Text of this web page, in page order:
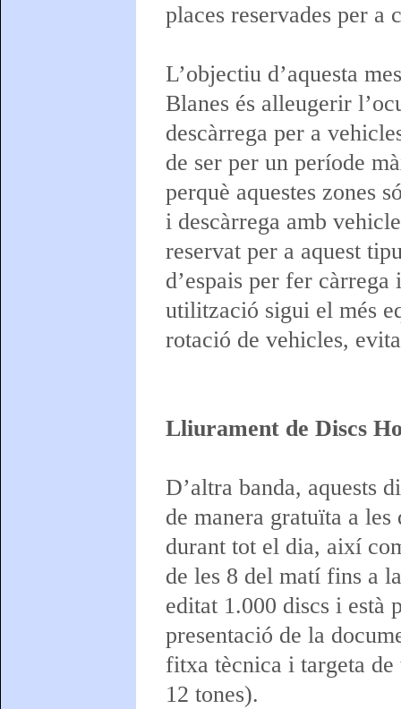
places reservades per a
L’objectiu d’aquesta
Blanes és alleugerir
descàrrega per a
de ser per un període
perquè aquestes zones
i descàrrega amb
reservat per a aquest
d’espais per fer
utilització sigui el més
rotació de vehicles,
Lliurament de Discs
D’altra banda, aquests
de manera gratuïta a
durant tot el dia, així
de les 8 del matí fins a
editat 1.000 discs i està
presentació de la
fitxa tècnica i targeta
12 tones).